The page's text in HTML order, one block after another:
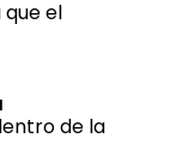
el
de la